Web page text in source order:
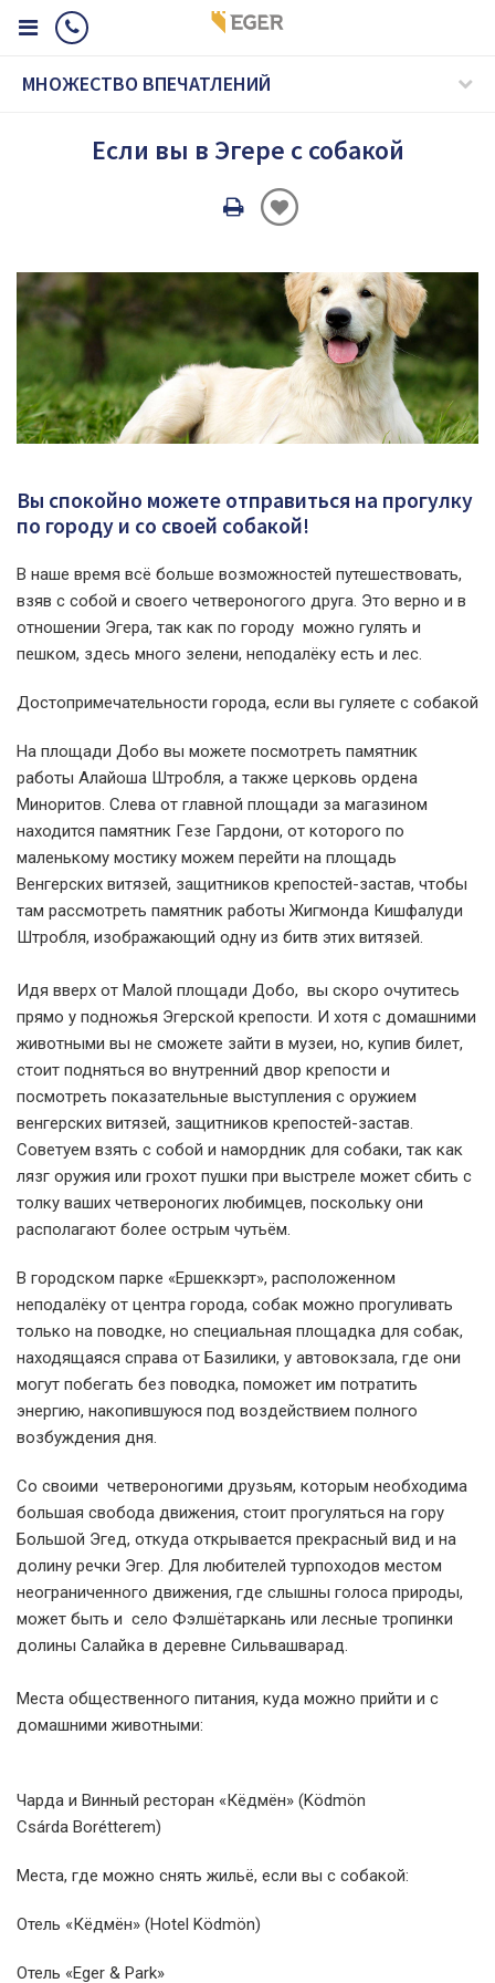
МНОЖЕСТВО ВПЕЧАТЛЕНИЙ
Если вы в Эгере с собакой
Oldal
Вы спокойно можете отправиться на прогулку
по городу и со своей собакой!
В наше время всё больше возможностей путешествовать,
взяв с собой и своего четвероногого друга. Это верно и в
отношении Эгера, так как по городу можно гулять и
пешком, здесь много зелени, неподалёку есть и лес.
Достопримечательности города, если вы гуляете с собакой
На площади Добо вы можете посмотреть памятник
работы Алайоша Штробля, а также церковь ордена
Миноритов. Слева от главной площади за магазином
находится памятник Гезе Гардони, от которого по
маленькому мостику можем перейти на площадь
Венгерских витязей, защитников крепостей-застав, чтобы
там рассмотреть памятник работы Жигмонда Кишфалуди
Штробля, изображающий одну из битв этих витязей.
Идя вверх от Малой площади Добо, вы скоро очутитесь
прямо у подножья Эгерской крепости. И хотя с домашними
животными вы не сможете зайти в музеи, но, купив билет,
стоит подняться во внутренний двор крепости и
посмотреть показательные выступления с оружием
венгерских витязей, защитников крепостей-застав.
Советуем взять с собой и намордник для собаки, так как
лязг оружия или грохот пушки при выстреле может сбить с
толку ваших четвероногих любимцев, поскольку они
располагают более острым чутьём.
В городском парке «Ершеккэрт», расположенном
неподалёку от центра города, собак можно прогуливать
только на поводке, но специальная площадка для собак,
находящаяся справа от Базилики, у автовокзала, где они
могут побегать без поводка, поможет им потратить
энергию, накопившуюся под воздействием полного
возбуждения дня.
Со своими четвероногими друзьям, которым необходима
большая свобода движения, стоит прогуляться на гору
Большой Эгед, откуда открывается прекрасный вид и на
долину речки Эгер. Для любителей турпоходов местом
неограниченного движения, где слышны голоса природы,
может быть и село Фэлшётаркань или лесные тропинки
долины Салайка в деревне Сильвашварад.
Места общественного питания, куда можно прийти и с
домашними животными:
Чарда и Винный ресторан «Кёдмён» (Ködmön
Csárda Borétterem)
Места, где можно снять жильё, если вы с собакой:
Отель «Кёдмён» (Hotel Ködmön)
Отель «Eger & Park»